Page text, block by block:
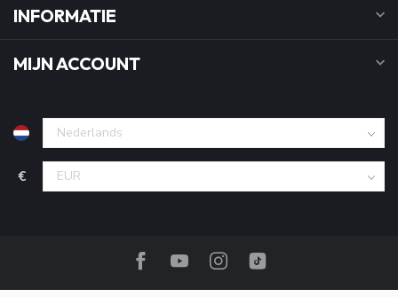
INFORMATIE
MIJN ACCOUNT
€